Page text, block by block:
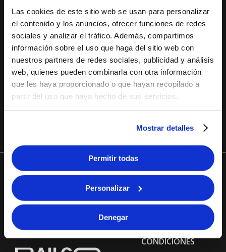
Las cookies de este sitio web se usan para personalizar
el contenido y los anuncios, ofrecer funciones de redes
sociales y analizar el tráfico. Además, compartimos
información sobre el uso que haga del sitio web con
nuestros partners de redes sociales, publicidad y análisis
web, quienes pueden combinarla con otra información
que les haya proporcionado o que hayan recopilado a
partir del uso que haya hecho de sus servicios.
Mostrar detalles
Permitir todas
Personalizar
Denegar
guía
definitiva
para
moverte
por
Europa
INTERRAIL
Las mejores apps para
Interrail 2026: la guía
definitiva para moverte
por Europa
C/ Príncipe de Vergara
España
TÉRMINOS Y
CONDICIONES